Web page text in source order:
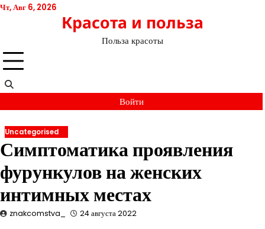
Перейти
Чт, Авг 6, 2026
Красота и польза
Польза красоты
Войти
Uncategorised
Симптоматика проявления
фурункулов на женских
интимных местах
znakcomstva_ 24 августа 2022